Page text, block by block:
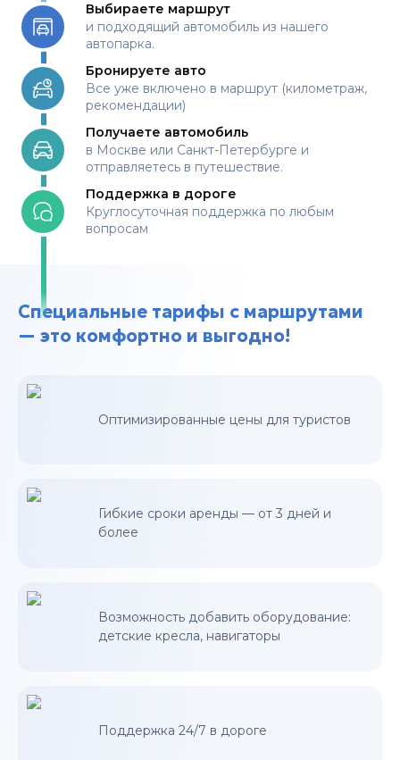
Выбираете маршрут
и подходящий автомобиль из нашего
автопарка.
Бронируете авто
Все уже включено в маршрут (километраж,
рекомендации)
Получаете автомобиль
в Москве или Санкт-Петербурге и
отправляетесь в путешествие.
Поддержка в дороге
Круглосуточная поддержка по любым
вопросам
Специальные тарифы с маршрутами
— это комфортно и выгодно!
Оптимизированные цены для туристов
Гибкие сроки аренды — от 3 дней и
более
Возможность добавить оборудование:
детские кресла, навигаторы
Поддержка 24/7 в дороге